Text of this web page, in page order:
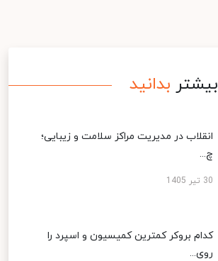
بیشتر بدانید
انقلاب در مدیریت مراکز سلامت و زیبایی؛
چ...
30 تیر 1405
کدام بروکر کمترین کمیسیون و اسپرد را
روی...